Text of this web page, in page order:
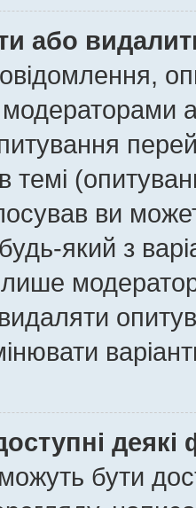
або
модераторами
темі
ви
який з
бути